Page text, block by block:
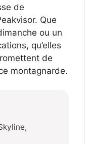
de
Que
ou un
qu’elles
de
montagnarde.